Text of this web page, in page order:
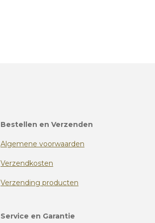
Bestellen en Verzenden
Algemene voorwaarden
Verzendkosten
Verzending producten
Service en Garantie